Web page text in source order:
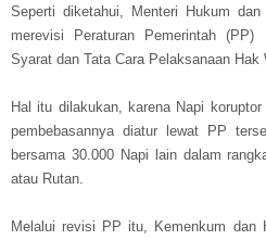
Seperti diketahui, Menteri Hukum
merevisi Peraturan Pemerintah
Syarat dan Tata Cara Pelaksanaan Hak
Hal itu dilakukan, karena Napi
pembebasannya diatur lewat PP
bersama 30.000 Napi lain dalam
atau Rutan.
Melalui revisi PP itu, Kemenkum dan